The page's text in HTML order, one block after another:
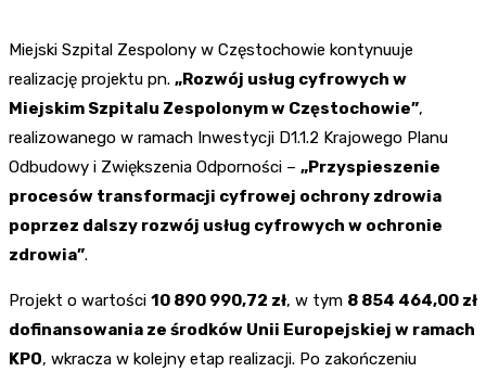
Miejski Szpital Zespolony w Częstochowie kontynuuje
realizację projektu pn. „Rozwój usług cyfrowych w
Miejskim Szpitalu Zespolonym w Częstochowie”,
realizowanego w ramach Inwestycji D1.1.2 Krajowego Planu
Odbudowy i Zwiększenia Odporności – „Przyspieszenie
procesów transformacji cyfrowej ochrony zdrowia
poprzez dalszy rozwój usług cyfrowych w ochronie
zdrowia”.
Projekt o wartości 10 890 990,72 zł, w tym 8 854 464,00 zł
dofinansowania ze środków Unii Europejskiej w ramach
KPO, wkracza w kolejny etap realizacji. Po zakończeniu